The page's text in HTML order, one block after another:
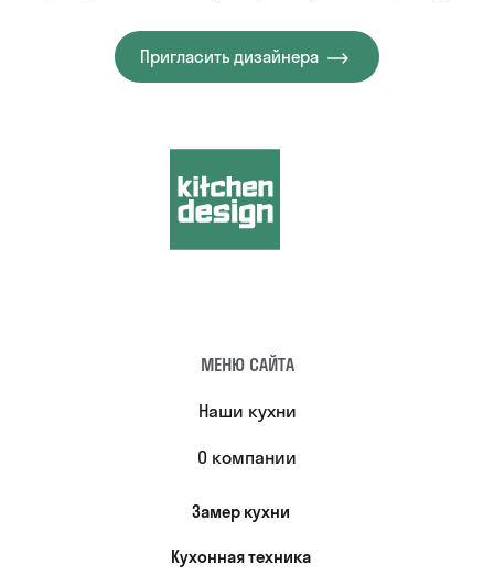
Пригласить дизайнера
МЕНЮ САЙТА
Наши кухни
О компании
Замер кухни
Кухонная техника